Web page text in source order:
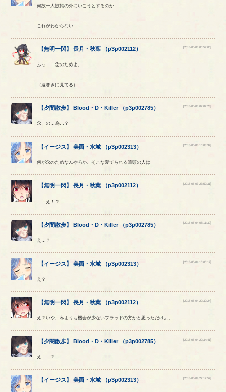
何故一人蚊帳の外にいこうとするのか
これがわからない
【無明一閃】長月 ・秋葉 （p3p002112） [2018-05-03 00:59:06]
ふっ……念のためよ。
（遠巻きに見てる）
【夕闇散歩】Blood ・D ・Killer（p3p002785） [2018-05-03 07:02:23]
念、の…為…？
【イージス 】美面 ・水城 （p3p002313） [2018-05-03 10:08:32]
何が念のためなんやろか。そこな愛でられる筆頭の人は
【無明一閃 】長月 ・秋葉 （p3p002112） [2018-05-03 23:52:31]
……え！？
【夕闇散歩】Blood ・D ・Killer（p3p002785） [2018-05-04 08:11:39]
え…？
【イージス】美面 ・水城 （p3p002313） [2018-05-04 10:05:17]
え？
【無明一閃】長月 ・秋葉 （p3p002112） [2018-05-04 20:30:24]
え？いや、私よりも機会が少ないブラッドの方かと思っただけよ。
【夕闇散歩】Blood ・D ・Killer（p3p002785） [2018-05-04 20:34:41]
え……？
【イージス 】美面 ・水城 （p3p002313） [2018-05-04 22:17:57]